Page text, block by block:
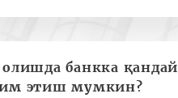
банкка қандай
этиш мумкин?